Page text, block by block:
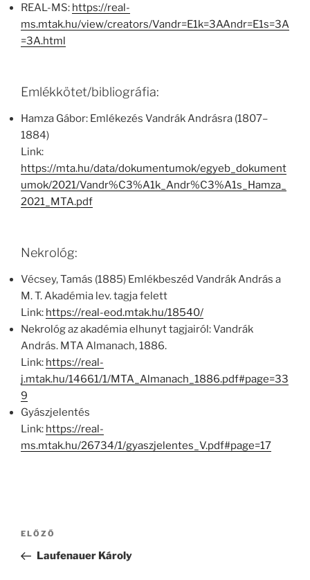
REAL-MS: https://real-
ms.mtak.hu/view/creators/Vandr=E1k=3AAndr=E1s=3A
=3A.html
Emlékkötet/bibliográfia:
Hamza Gábor: Emlékezés Vandrák Andrásra (1807–
1884)
Link:
https://mta.hu/data/dokumentumok/egyeb_dokument
umok/2021/Vandr%C3%A1k_Andr%C3%A1s_Hamza_
2021_MTA.pdf
Nekrológ:
Vécsey, Tamás (1885) Emlékbeszéd Vandrák András a
M. T. Akadémia lev. tagja felett
Link: https://real-eod.mtak.hu/18540/
Nekrológ az akadémia elhunyt tagjairól: Vandrák
András. MTA Almanach, 1886.
Link: https://real-
j.mtak.hu/14661/1/MTA_Almanach_1886.pdf#page=33
9
Gyászjelentés
Link: https://real-
ms.mtak.hu/26734/1/gyaszjelentes_V.pdf#page=17
Bejegyzés
Korábbi
bejegyzés
ELŐZŐ
Laufenauer Károly